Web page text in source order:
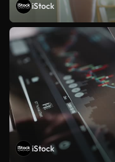
iStock
iStock